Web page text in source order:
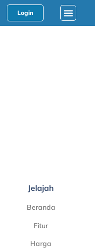
Login
Jelajah
Beranda
Fitur
Harga